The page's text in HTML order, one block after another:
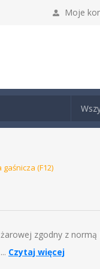
Moje
(F12)
zgodny z normą
Czytaj więcej